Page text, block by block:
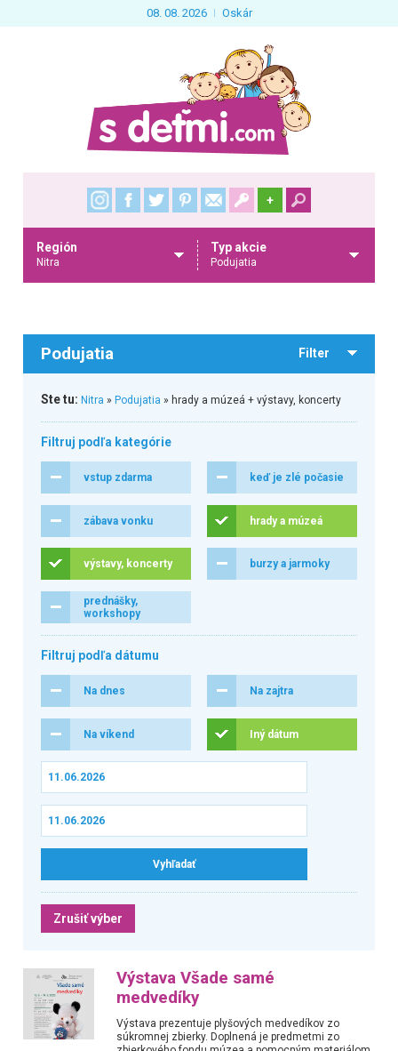
08. 08. 2026 Oskár
+
Región
Nitra
Typ akcie
Podujatia
Podujatia Filter
Ste tu: Nitra » Podujatia » hrady a múzeá + výstavy, koncerty
Filtruj podľa kategórie
vstup zdarma keď je zlé počasie
zábava vonku hrady a múzeá
výstavy, koncerty burzy a jarmoky
prednášky,
workshopy
Filtruj podľa dátumu
Na dnes Na zajtra
Na víkend Iný dátum
Zrušiť výber
Výstava Všade samé
medvedíky
Výstava prezentuje plyšových medvedíkov zo
súkromnej zbierky. Doplnená je predmetmi zo